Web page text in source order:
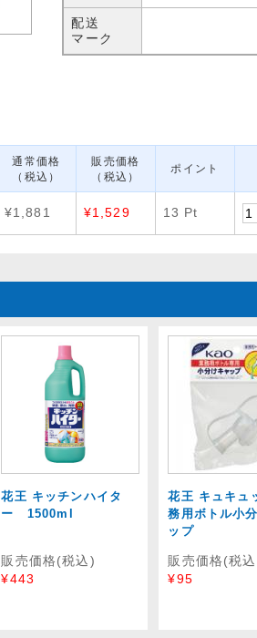
配送
マーク
通常価格
（税込）
販売価格
（税込）
ポイント
¥1,881 ¥1,529 13 Pt
花王 キッチンハイタ
ー 1500ml
販売価格(税込)
¥443
花王 キュキ
務用ボトル小
ップ
販売価格(税
¥95